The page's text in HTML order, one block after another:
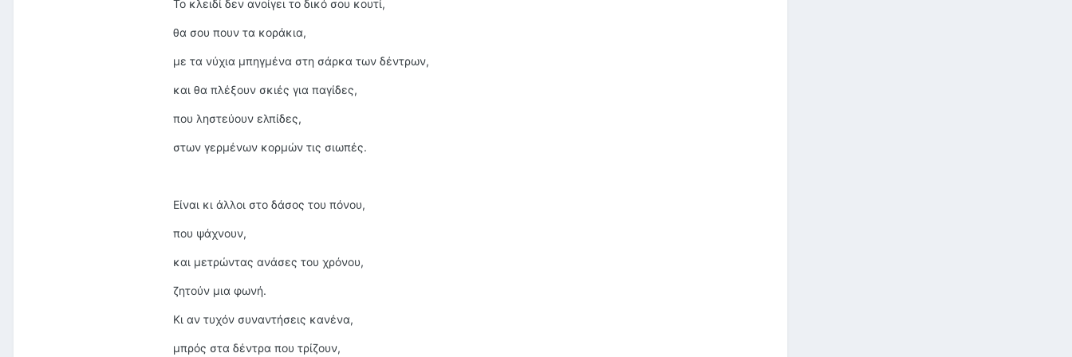
Το κλειδί δεν ανοίγει το δικό σου κουτί,
θα σου πουν τα κοράκια,
με τα νύχια μπηγμένα στη σάρκα των δέντρων,
και θα πλέξουν σκιές για παγίδες,
που ληστεύουν ελπίδες,
στων γερμένων κορμών τις σιωπές.
Είναι κι άλλοι στο δάσος του πόνου,
που ψάχνουν,
και μετρώντας ανάσες του χρόνου,
ζητούν μια φωνή.
Κι αν τυχόν συναντήσεις κανένα,
μπρός στα δέντρα που τρίζουν,